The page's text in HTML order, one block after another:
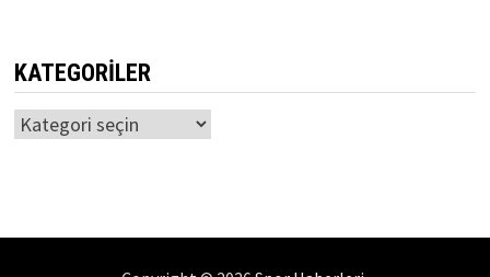
KATEGORILER
Kategoriler